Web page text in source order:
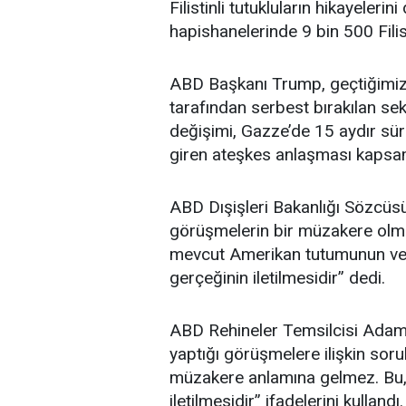
Filistinli tutukluların
hapishanelerinde 9 bin 500
ABD Başkanı Trump,
tarafından serbest bırakılan
değişimi, Gazze’de 15 aydır
giren ateşkes anlaşması
ABD Dışişleri Bakanlığı
görüşmelerin bir müzakere
mevcut Amerikan tutumunun ve
gerçeğinin iletilmesidir” dedi.
ABD Rehineler Temsilcisi
yaptığı görüşmelere ilişkin
müzakere anlamına gelmez.
iletilmesidir” ifadelerini kullandı.